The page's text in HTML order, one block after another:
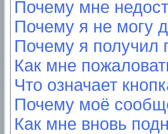
Почему мне
Почему я не могу
Почему я получил
Как мне
Что означает
Почему моё
Как мне вновь